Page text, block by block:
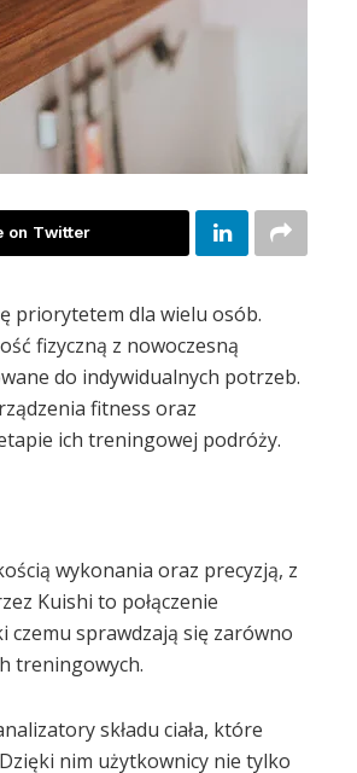
on Twitter
priorytetem dla wielu osób.
fizyczną z nowoczesną
do indywidualnych potrzeb.
fitness oraz
ich treningowej podróży.
wykonania oraz precyzją, z
Kuishi to połączenie
sprawdzają się zarówno
treningowych.
składu ciała, które
nim użytkownicy nie tylko